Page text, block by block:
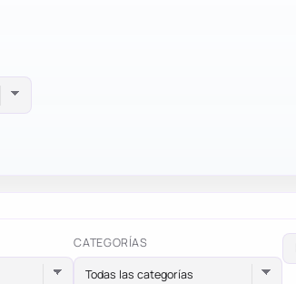
CATEGORÍAS
Todas las categorías